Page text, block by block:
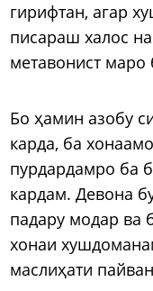
гирифтан, агар
писараш халос
метавонист маро
Бо ҳамин азобу
карда, ба
пурдардамро ба
кардам. Девона
падару модар ва
хонаи
маслиҳати